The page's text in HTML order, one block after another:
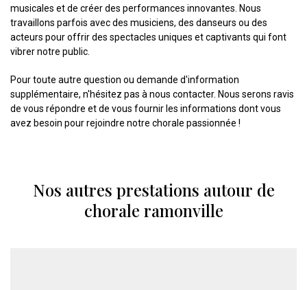
musicales et de créer des performances innovantes. Nous
travaillons parfois avec des musiciens, des danseurs ou des
acteurs pour offrir des spectacles uniques et captivants qui font
vibrer notre public.
Pour toute autre question ou demande d'information
supplémentaire, n'hésitez pas à nous contacter. Nous serons ravis
de vous répondre et de vous fournir les informations dont vous
avez besoin pour rejoindre notre chorale passionnée !
Nos autres prestations autour de
chorale ramonville